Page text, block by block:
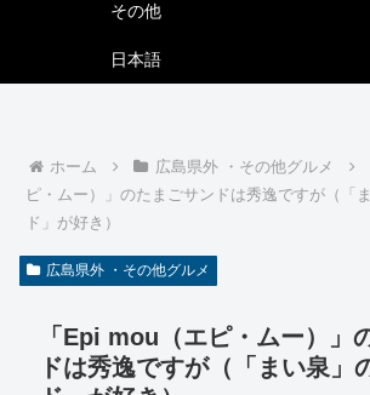
その他
日本語
ホーム 広島県外 ・その他グルメ
ピ・ムー）」のたまごサンドは秀逸ですが（「
ド」が好き）
広島県外 ・その他グルメ
「Epi mou（エピ・ムー）」
ドは秀逸ですが（「まい泉」